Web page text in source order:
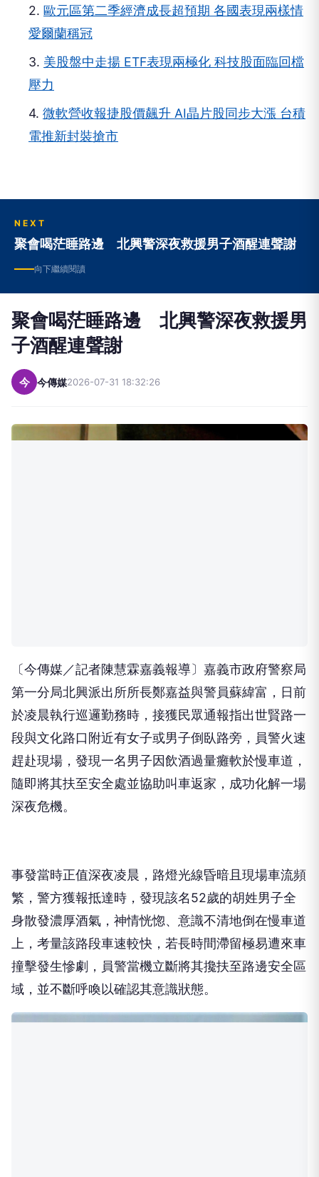
2. 歐元區第二季經濟成長超預期 各國表現兩樣情
愛爾蘭稱冠
3. 美股盤中走揚 ETF表現兩極化 科技股面臨回檔
壓力
4. 微軟營收報捷股價飆升 AI晶片股同步大漲 台積
電推新封裝搶市
NEXT
聚會喝茫睡路邊 北興警深夜救援男子酒醒連聲謝
向下繼續閱讀
聚會喝茫睡路邊 北興警深夜救援男
子酒醒連聲謝
今 今傳媒2026-07-31 18:32:26
〔今傳媒／記者陳慧霖嘉義報導〕嘉義市政府警察局
第一分局北興派出所所長鄭嘉益與警員蘇緯富，日前
於凌晨執行巡邏勤務時，接獲民眾通報指出世賢路一
段與文化路口附近有女子或男子倒臥路旁，員警火速
趕赴現場，發現一名男子因飲酒過量癱軟於慢車道，
隨即將其扶至安全處並協助叫車返家，成功化解一場
深夜危機。
事發當時正值深夜凌晨，路燈光線昏暗且現場車流頻
繁，警方獲報抵達時，發現該名52歲的胡姓男子全
身散發濃厚酒氣，神情恍惚、意識不清地倒在慢車道
上，考量該路段車速較快，若長時間滯留極易遭來車
撞擊發生慘劇，員警當機立斷將其攙扶至路邊安全區
域，並不斷呼喚以確認其意識狀態。